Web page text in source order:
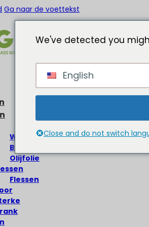
Ga naar de voettekst
Wijnflessen
Bierflessen
Olijfolie
Flessen
We've detected you
English
Close and do not switch